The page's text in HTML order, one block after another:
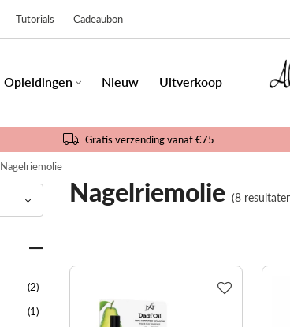
Tutorials Cadeaubon
Opleidingen Nieuw Uitverkoop
Gratis verzending vanaf €75
Nagelriemolie
(2)
(1)
Nagelriemolie (8